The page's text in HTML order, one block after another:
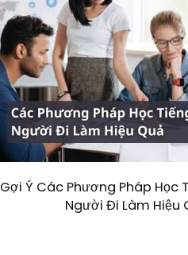
Gợi Ý Các Phương Pháp Học
Người Đi Làm Hiệu